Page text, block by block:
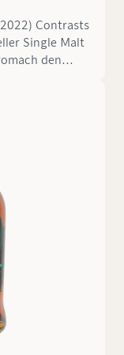
Contrasts
Single Malt
den
ppm und ein
einst
sowie die
aber lieber